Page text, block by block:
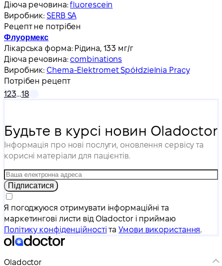
Діюча речовина:fluorescein
Виробник:SERB SA
Рецепт не потрібен
Флуормекс
Лікарська форма: Рідина, 133 мг/г
Діюча речовина: combinations
Виробник:Chema-Elektromet Spółdzielnia Pracy
Потрібен рецепт
123…18
Будьте в курсі новин Oladoctor
Інформація про нові послуги, оновлення сервісу та
корисні матеріали для пацієнтів.
Підписатися
Я погоджуюся отримувати інформаційні та
маркетингові листи від Oladoctor і приймаю
Політику конфіденційності таУмови використання.
Oladoctor